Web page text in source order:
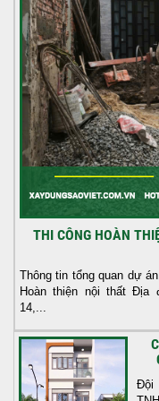
THI CÔNG HOÀN
Thông tin tổng quan dự
Hoàn thiện nội thất Địa
14,...
Đội